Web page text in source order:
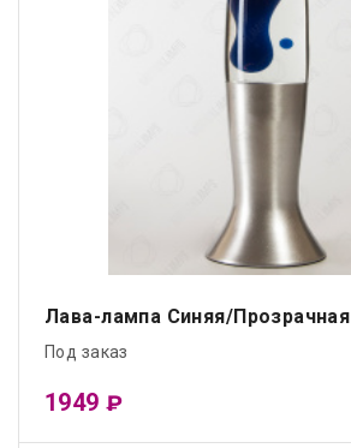
Лава-лампа Синяя/Прозрачная
Под заказ
1949₽